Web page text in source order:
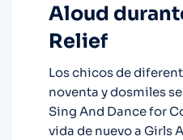
Aloud
Relief
Los chicos de
noventa y dosmiles
Sing And Dance for
vida de nuevo a Girls